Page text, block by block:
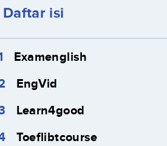
Daftar isi
Examenglish
EngVid
Learn4good
Toeflibtcourse